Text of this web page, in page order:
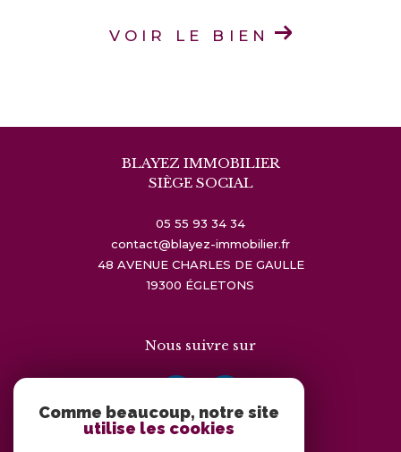
VOIR LE BIEN
BLAYEZ IMMOBILIER
SIÈGE SOCIAL
05 55 93 34 34
contact@blayez-immobilier.fr
48 AVENUE CHARLES DE GAULLE
19300
ÉGLETONS
Nous suivre sur
Comme beaucoup, notre site
utilise les cookies